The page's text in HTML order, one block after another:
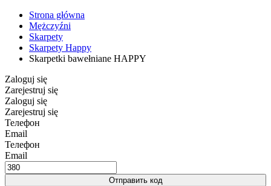
Strona główna
Mężczyźni
Skarpety
Skarpety Happy
Skarpetki bawełniane HAPPY
Zaloguj się
Zarejestruj się
Zaloguj się
Zarejestruj się
Телефон
Email
Телефон
Email
Отправить код